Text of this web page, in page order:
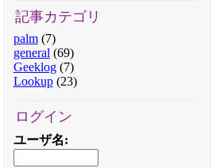
記事カテゴリ
palm(7)
general (69)
Geeklog(7)
Lookup(23)
ログイン
ユーザ名: